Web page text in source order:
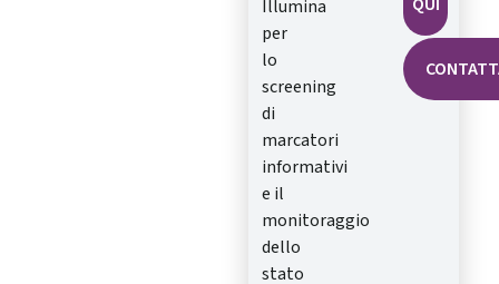
Illumina
per
lo
screening
di
marcatori
informativi
e il
monitoraggio
dello
stato
QUI